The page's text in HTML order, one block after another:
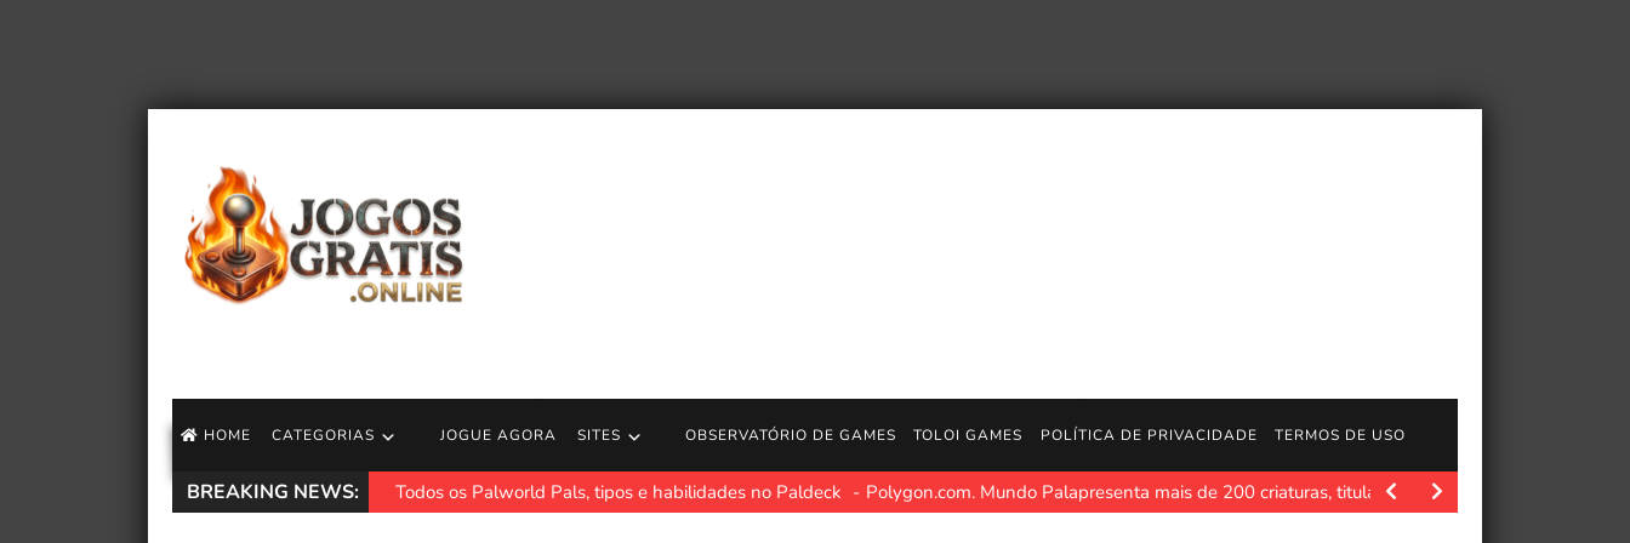
HOME CATEGORIAS JOGUE AGORA SITES OBSERVATÓRIO DE GAMES TOLOI GAMES POLÍTICA DE PRIVACIDADE TERMOS DE USO
BREAKING NEWS: Todos os Palworld Pals, tipos e habilidades no Paldeck Polygon.com. Mundo Palapresenta mais de 200 criaturas, titularmente apelidadas…